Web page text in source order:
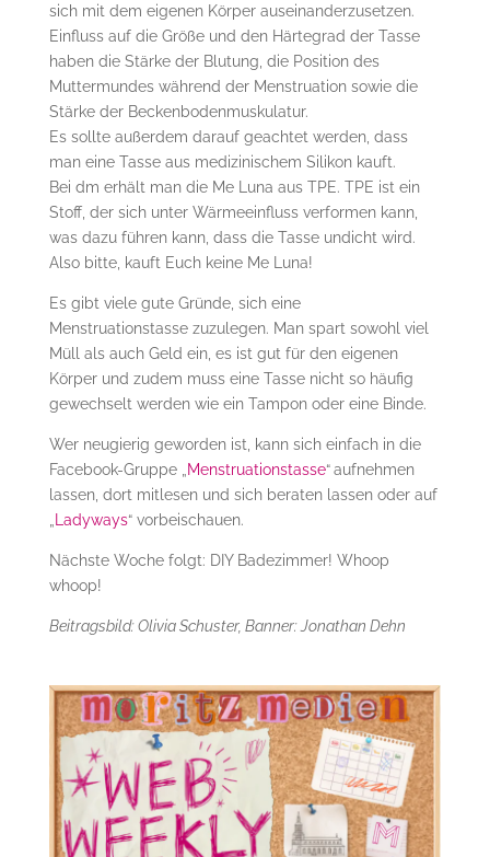
sich mit dem eigenen Körper auseinanderzusetzen.
Einfluss auf die Größe und den Härtegrad der Tasse
haben die Stärke der Blutung, die Position des
Muttermundes während der Menstruation sowie die
Stärke der Beckenbodenmuskulatur.
Es sollte außerdem darauf geachtet werden, dass
man eine Tasse aus medizinischem Silikon kauft.
Bei dm erhält man die Me Luna aus TPE. TPE ist ein
Stoff, der sich unter Wärmeeinfluss verformen kann,
was dazu führen kann, dass die Tasse undicht wird.
Also bitte, kauft Euch keine Me Luna!
Es gibt viele gute Gründe, sich eine
Menstruationstasse zuzulegen. Man spart sowohl viel
Müll als auch Geld ein, es ist gut für den eigenen
Körper und zudem muss eine Tasse nicht so häufig
gewechselt werden wie ein Tampon oder eine Binde.
Wer neugierig geworden ist, kann sich einfach in die
Facebook-Gruppe „ Menstruationstasse“ aufnehmen
lassen, dort mitlesen und sich beraten lassen oder auf
Ladyways“ vorbeischauen.
Nächste Woche folgt: DIY Badezimmer! Whoop
whoop!
Beitragsbild: Olivia Schuster, Banner: Jonathan Dehn